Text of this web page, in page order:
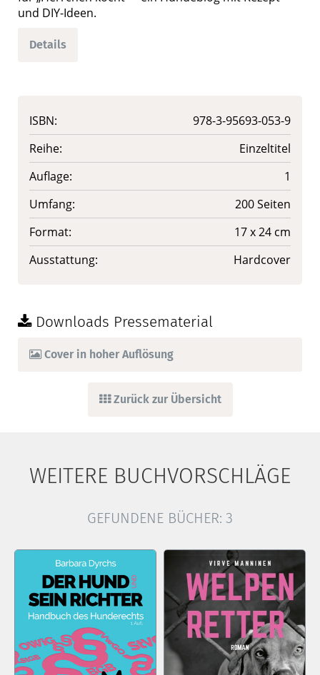
und DIY-Ideen.
Details
ISBN:
978-3-95693-053-9
Reihe:
Einzeltitel
Auflage:
1
Umfang:
200 Seiten
Format:
17 x 24 cm
Ausstattung:
Hardcover
Downloads Pressematerial
Cover in hoher Auflösung
Zurück zur Übersicht
WEITERE BUCHVORSCHLÄGE
GEFUNDENE BÜCHER: 3